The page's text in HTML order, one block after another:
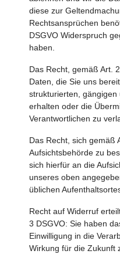
diese zur
Rechtsansprüchen
DSGVO Widerspruch
haben.
Das Recht, gemäß Art.
Daten, die Sie uns
strukturierten,
erhalten oder die
Verantwortlichen zu
Das Recht, sich gemäß
Aufsichtsbehörde zu
sich hierfür an die
unseres oben
üblichen
Recht auf Widerruf
3 DSGVO: Sie haben
Einwilligung in die
Wirkung für die Zukunft